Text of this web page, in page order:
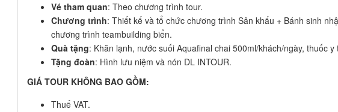
Vé tham quan: Theo chương trình tour.
Chương trình: Thiết kế và tổ chức chương trình Sân khấu + Bánh sinh
chương trình teambuilding biển.
Quà tặng: Khăn lạnh, nước suối Aquafinal chai 500ml/khách/ngày, thuốc y
Tặng đoàn: Hình lưu niệm và nón DL INTOUR.
GIÁ TOUR KHÔNG BAO GỒM:
Thuế VAT.